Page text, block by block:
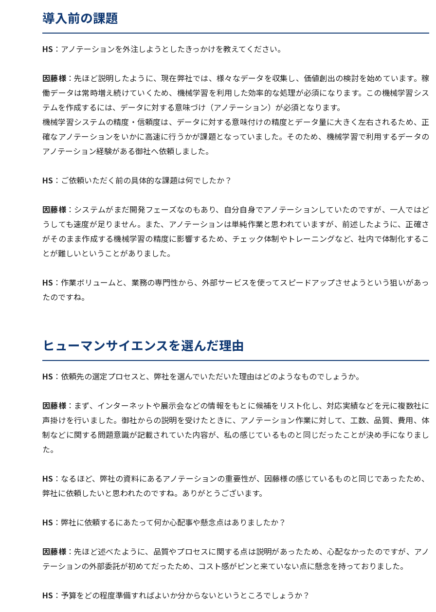
導入前の課題
HS ：アノテーションを外注しようとしたきっかけを教えてください。
因藤様：先ほど説明したように、現在弊社では、様々なデータを収集し、価値創出の検討を始めています。稼
働データは常時増え続けていくため、機械学習を利用した効率的な処理が必須になります。この機械学習シス
テムを作成するには、データに対する意味づけ（アノテーション）が必須となります。
機械学習システムの精度・信頼度は、データに対する意味付けの精度とデータ量に大きく左右されるため、正
確なアノテーションをいかに高速に行うかが課題となっていました。そのため、機械学習で利用するデータの
アノテーション経験がある御社へ依頼しました。
HS ：ご依頼いただく前の具体的な課題は何でしたか？
因藤様：システムがまだ開発フェーズなのもあり、自分自身でアノテーションしていたのですが、一人ではど
うしても速度が足りません。また、アノテーションは単純作業と思われていますが、前述したように、正確さ
がそのまま作成する機械学習の精度に影響するため、チェック体制やトレーニングなど、社内で体制化するこ
とが難しいということがありました。
HS ：作業ボリュームと、業務の専門性から、外部サービスを使ってスピードアップさせようという狙いがあっ
たのですね。
ヒューマンサイエンスを選んだ理由
HS ：依頼先の選定プロセスと、弊社を選んでいただいた理由はどのようなものでしょうか。
因藤様：まず、インターネットや展示会などの情報をもとに候補をリスト化し、対応実績などを元に複数社に
声掛けを行いました。御社からの説明を受けたときに、アノテーション作業に対して、工数、品質、費用、体
制などに関する問題意識が記載されていた内容が、私の感じているものと同じだったことが決め手になりまし
た。
HS ：なるほど、弊社の資料にあるアノテーションの重要性が、因藤様の感じているものと同じであったため、
弊社に依頼したいと思われたのですね。ありがとうございます。
HS ：弊社に依頼するにあたって何か心配事や懸念点はありましたか？
因藤様：先ほど述べたように、品質やプロセスに関する点は説明があったため、心配なかったのですが、アノ
テーションの外部委託が初めてだったため、コスト感がピンと来ていない点に懸念を持っておりました。
HS ：予算をどの程度準備すればよいか分からないというところでしょうか？